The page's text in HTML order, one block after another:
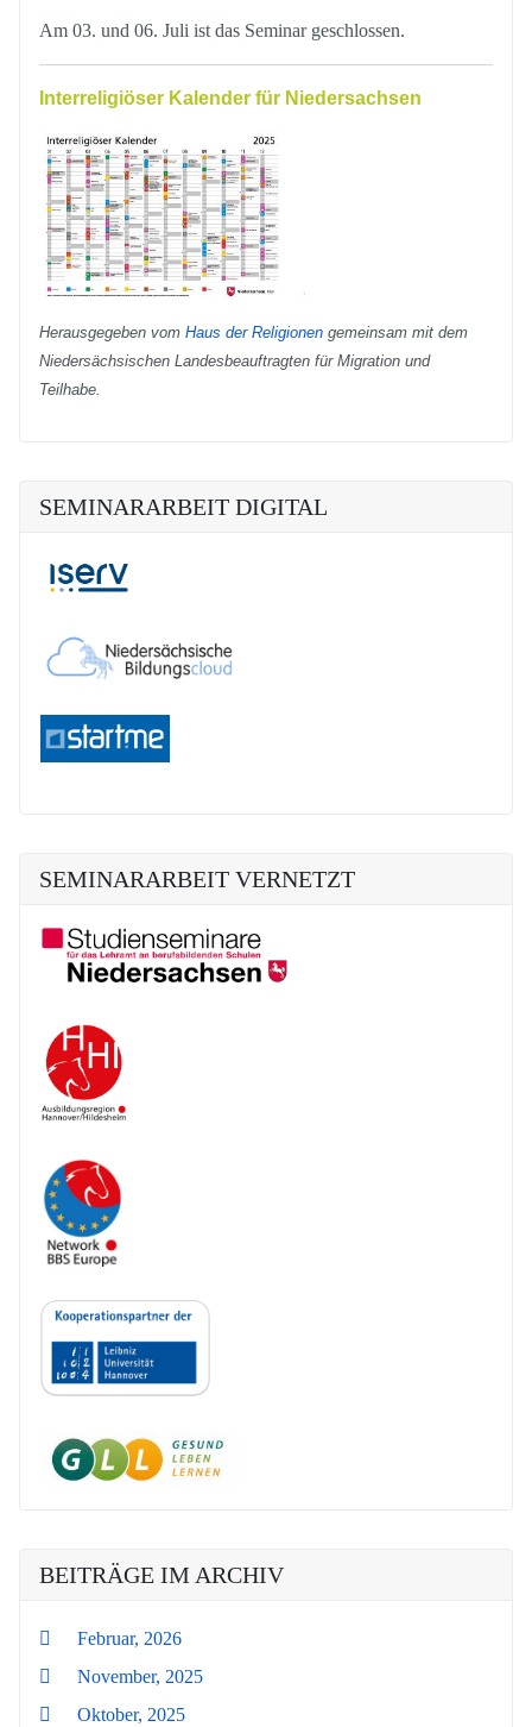
Am 03. und 06. Juli ist das Seminar geschlossen.
Interreligiöser Kalender für Niedersachsen
Herausgegeben vom Haus der Religionen gemeinsam mit dem
Niedersächsischen Landesbeauftragten für Migration und
Teilhabe.
SEMINARARBEIT DIGITAL
SEMINARARBEIT VERNETZT
BEITRÄGE IM ARCHIV
Februar, 2026
November, 2025
Oktober, 2025